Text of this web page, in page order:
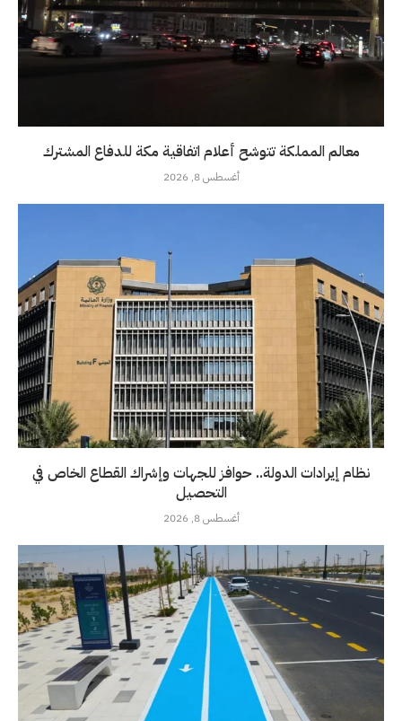
معالم المملكة تتوشح أعلام اتفاقية مكة للدفاع المشترك
أغسطس 8, 2026
نظام إيرادات الدولة.. حوافز للجهات وإشراك القطاع الخاص في
التحصيل
أغسطس 8, 2026